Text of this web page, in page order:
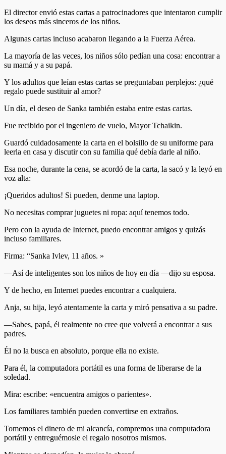
El director envió estas cartas a patrocinadores que intentaron cumplir
los deseos más sinceros de los niños.
Algunas cartas incluso acabaron llegando a la Fuerza Aérea.
La mayoría de las veces, los niños sólo pedían una cosa: encontrar a
su mamá y a su papá.
Y los adultos que leían estas cartas se preguntaban perplejos: ¿qué
regalo puede sustituir al amor?
Un día, el deseo de Sanka también estaba entre estas cartas.
Fue recibido por el ingeniero de vuelo, Mayor Tchaikin.
Guardó cuidadosamente la carta en el bolsillo de su uniforme para
leerla en casa y discutir con su familia qué debía darle al niño.
Esa noche, durante la cena, se acordó de la carta, la sacó y la leyó en
voz alta:
¡Queridos adultos! Si pueden, denme una laptop.
No necesitas comprar juguetes ni ropa: aquí tenemos todo.
Pero con la ayuda de Internet, puedo encontrar amigos y quizás
incluso familiares.
Firma: “Sanka Ivlev, 11 años. »
—Así de inteligentes son los niños de hoy en día —dijo su esposa.
Y de hecho, en Internet puedes encontrar a cualquiera.
Anja, su hija, leyó atentamente la carta y miró pensativa a su padre.
—Sabes, papá, él realmente no cree que volverá a encontrar a sus
padres.
Él no la busca en absoluto, porque ella no existe.
Para él, la computadora portátil es una forma de liberarse de la
soledad.
Mira: escribe: «encuentra amigos o parientes».
Los familiares también pueden convertirse en extraños.
Tomemos el dinero de mi alcancía, compremos una computadora
portátil y entreguémosle el regalo nosotros mismos.